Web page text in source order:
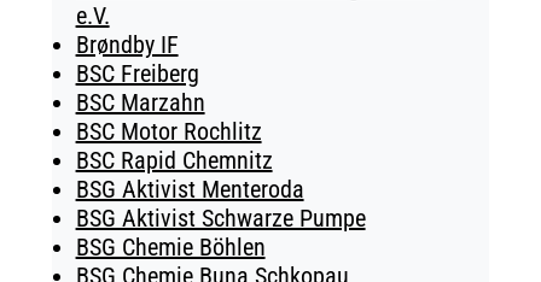
e.V.
Brøndby IF
BSC Freiberg
BSC Marzahn
BSC Motor Rochlitz
BSC Rapid Chemnitz
BSG Aktivist Menteroda
BSG Aktivist Schwarze Pumpe
BSG Chemie Böhlen
BSG Chemie Buna Schkopau